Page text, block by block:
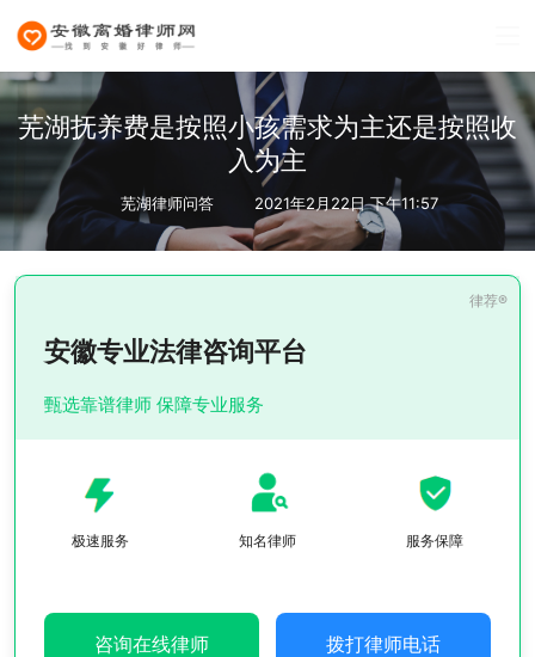
芜湖抚养费是按照小孩需求为主还是按照收
入为主
芜湖律师问答 2021年2月22日 下午11:57
安徽专业法律咨询平台
甄选靠谱律师 保障专业服务
极速服务 知名律师 服务保障
咨询在线律师 拨打律师电话